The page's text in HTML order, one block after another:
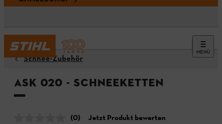
MENÜ
Schnee-Zubehör
ASK 020 - Schneeketten
(0) Jetzt Produkt bewerten